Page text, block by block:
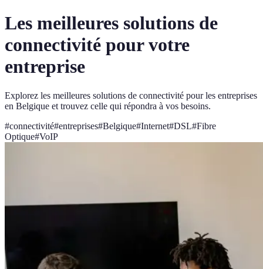
Les meilleures solutions de
connectivité pour votre
entreprise
Explorez les meilleures solutions de connectivité pour les entreprises
en Belgique et trouvez celle qui répondra à vos besoins.
#connectivité#entreprises#Belgique#Internet#DSL#Fibre
Optique#VoIP